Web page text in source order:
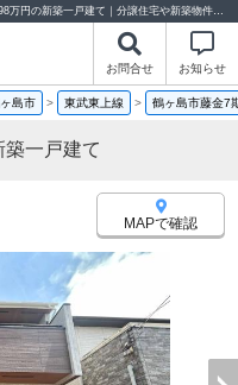
鶴ヶ島市藤金7期 新築一戸建て 埼玉県鶴ヶ島市藤金｜2,998万円の新築一戸建て｜分譲住宅や新築物件｜センチュリー21クレド
お問合せ お知らせ
島市 > 東武東上線 > 鶴ヶ島市藤金
一戸建て
MAPで確認